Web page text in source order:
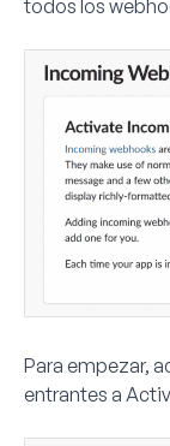
todos los
Para empezar,
entrantes a